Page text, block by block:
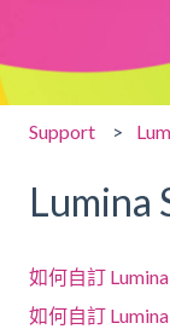
Support
Lumina
如何自訂
如何自訂